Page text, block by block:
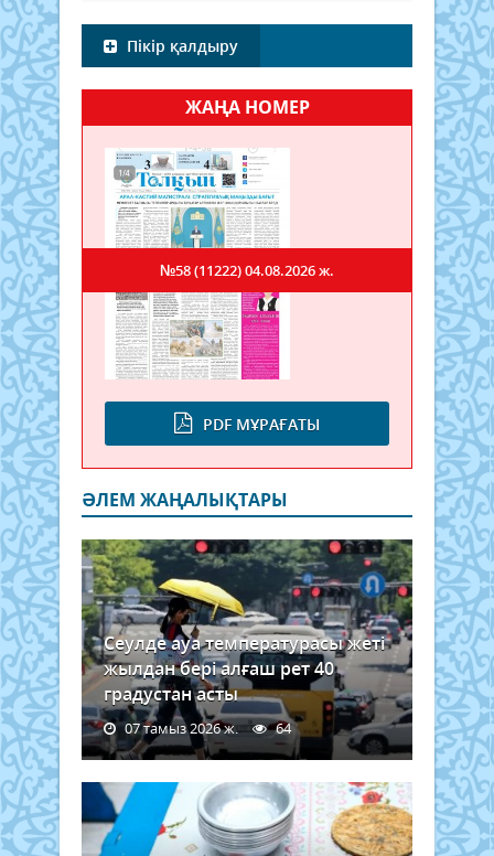
Пікір қалдыру
ЖАҢА НОМЕР
PDF МҰРАҒАТЫ
№58 (11222)04.08.2026 ж.
ӘЛЕМ ЖАҢАЛЫҚТАРЫ
Сеулде ауа температурасы жеті
жылдан бері алғаш рет 40
градустан асты
07 тамыз 2026 ж. 64